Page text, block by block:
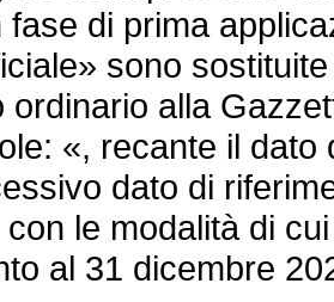
fase di prima
sono
ordinario alla
«, recante il
dato di
le modalità di
al 31 dicembre